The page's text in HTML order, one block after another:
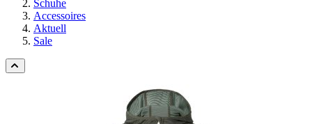
Schuhe
Accessoires
Aktuell
Sale